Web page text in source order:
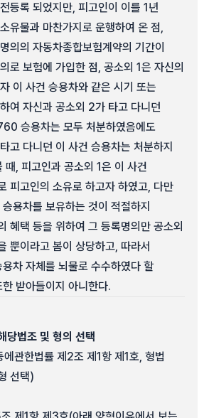
등록 되었지만, 피고인이 이를 1년
유물과 마찬가지로 운행하여 온 점,
의의 자동차종합보험계약의 기간이
로 보험에 가입한 점, 공소외 1은 자신의
이 사건 승용차와 같은 시기 또는
여 자신과 공소외 2가 타고 다니던
승용차는 모두 처분하였음에도
고 다니던 이 사건 승용차는 처분하지
때, 피고인과 공소외 1은 이 사건
피고인의 소유로 하고자 하였고, 다만
용차를 보유하는 것이 적절하지
혜택 등을 위하여 그 등록명의만 공소외
뿐이라고 봄이 상당하고, 따라서
차 자체를 뇌물로 수수하였다 할
받아들이지 아니한다.
당법조 및 형의 선택
관한법률 제2조 제1항 제1호, 형법
선택)